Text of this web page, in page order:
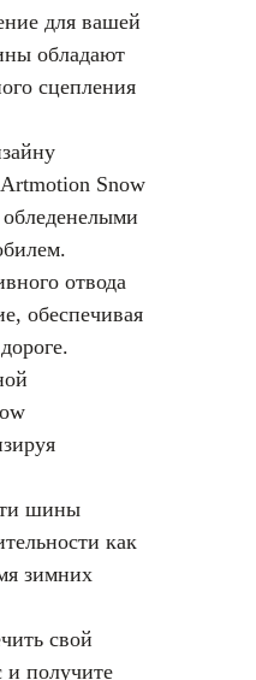
для вашей
обладают
сцепления
Snow
отвода
обеспечивая
шины
как
зимних
свой
и получите